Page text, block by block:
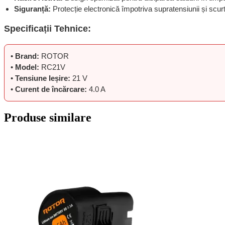
Siguranță: Protecție electronică împotriva supratensiunii și
Specificații Tehnice:
• Brand: ROTOR
• Model: RC21V
• Tensiune Ieșire: 21 V
• Curent de încărcare: 4.0 A
Produse similare